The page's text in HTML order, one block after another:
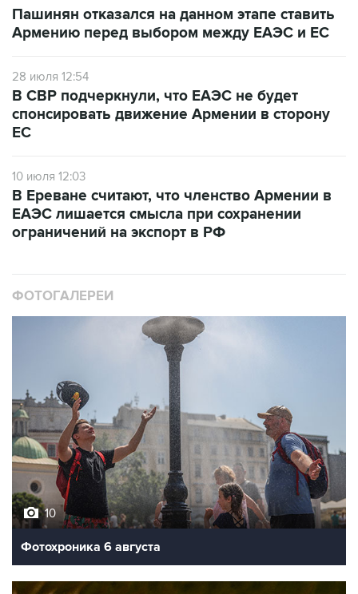
Пашинян отказался на данном этапе ставить
Армению перед выбором между ЕАЭС и ЕС
28 июля 12:54
В СВР подчеркнули, что ЕАЭС не будет
спонсировать движение Армении в сторону
ЕС
10 июля 12:03
В Ереване считают, что членство Армении в
ЕАЭС лишается смысла при сохранении
ограничений на экспорт в РФ
ФОТОГАЛЕРЕИ
10
Фотохроника 6 августа